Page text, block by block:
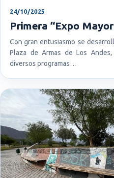
24/10/2025
Primera “Expo
Con gran entusiasmo se
Plaza de Armas de Los
diversos programas…